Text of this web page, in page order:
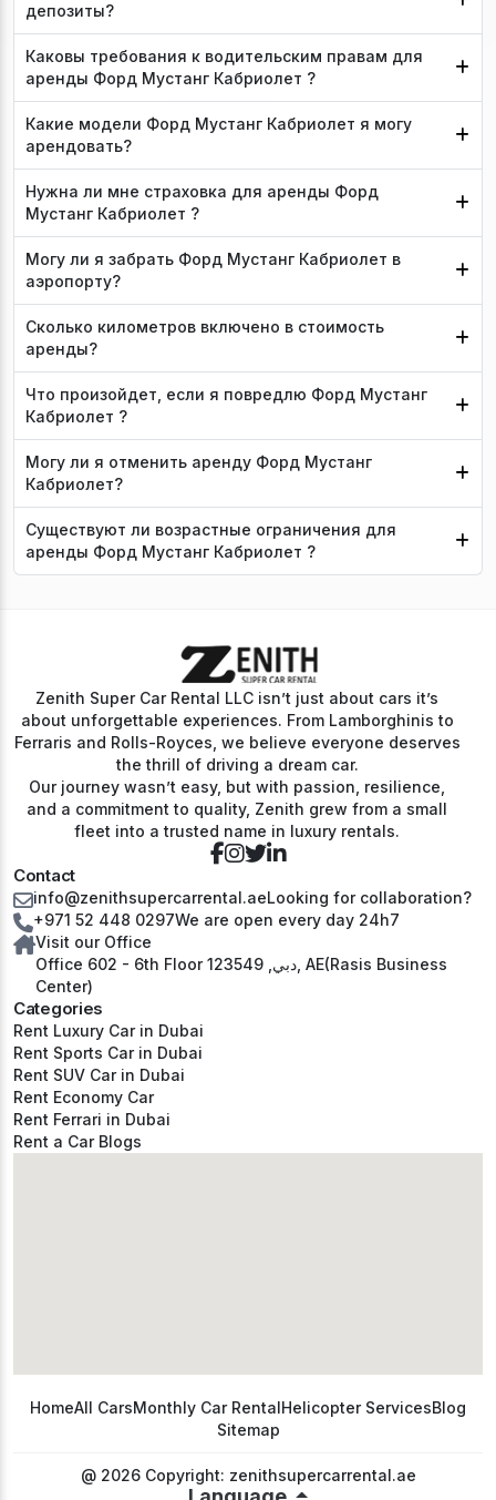
депозиты?
Каковы требования к водительским правам для
аренды Форд Мустанг Кабриолет ?
Какие модели Форд Мустанг Кабриолет я могу
арендовать?
Нужна ли мне страховка для аренды Форд
Мустанг Кабриолет ?
Могу ли я забрать Форд Мустанг Кабриолет в
аэропорту?
Сколько километров включено в стоимость
аренды?
Что произойдет, если я повредлю Форд Мустанг
Кабриолет ?
Могу ли я отменить аренду Форд Мустанг
Кабриолет?
Существуют ли возрастные ограничения для
аренды Форд Мустанг Кабриолет ?
Zenith Super Car Rental LLC isn’t just about cars it’s
about unforgettable experiences. From Lamborghinis to
Ferraris and Rolls-Royces, we believe everyone deserves
the thrill of driving a dream car.
Our journey wasn’t easy, but with passion, resilience,
and a commitment to quality, Zenith grew from a small
fleet into a trusted name in luxury rentals.
Categories
Rent Luxury Car in Dubai
Rent Sports Car in Dubai
Rent SUV Car in Dubai
Rent Economy Car
Rent Ferrari in Dubai
Rent a Car Blogs
Contact
info@zenithsupercarrental.aeLooking for collaboration?
+971 52 448 0297We are open every day 24h7
Visit our Office
Office 602 - 6th Floor دبي, 123549, AE(Rasis Business
Center)
HomeAll CarsMonthly Car RentalHelicopter ServicesBlog
Sitemap
@ 2026 Copyright: zenithsupercarrental.ae